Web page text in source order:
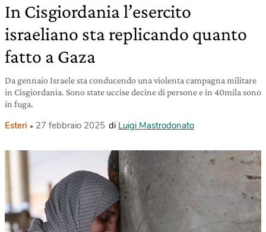
In Cisgiordania l’esercito
israeliano sta replicando quanto
fatto a Gaza
Da gennaio Israele sta conducendo una violenta campagna militare
in Cisgiordania. Sono state uccise decine di persone e in 40mila sono
in fuga.
Esteri 27 febbraio 2025 di Luigi Mastrodonato